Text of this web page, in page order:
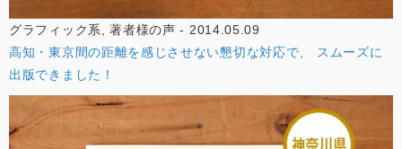
グラフィック系, 著者様の声 - 2014.05.09
高知・東京間の距離を感じさせない懇切な対応で、 スムーズに
出版できました！